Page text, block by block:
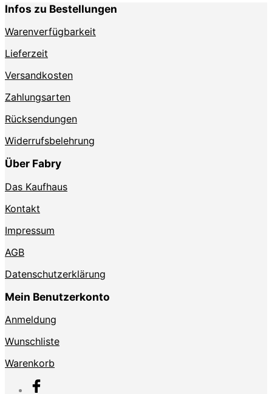
der
Produktseite
gewählt
Infos zu Bestellungen
Warenverfügbarkeit
Lieferzeit
Versandkosten
Zahlungsarten
Rücksendungen
Widerrufsbelehrung
Über Fabry
Das Kaufhaus
Kontakt
Impressum
AGB
Datenschutzerklärung
Mein Benutzerkonto
Anmeldung
Wunschliste
Warenkorb